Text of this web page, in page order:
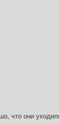
что они